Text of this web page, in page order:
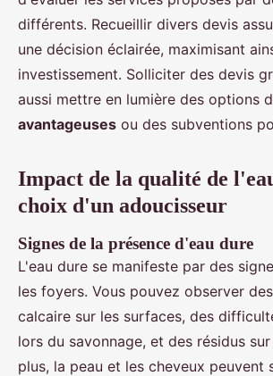
différents. Recueillir divers devis
une décision éclairée, maximisant
investissement. Solliciter des devis
aussi mettre en lumière des options
avantageuses ou des subventions
Impact de la qualité de
choix d'un adoucisseur
Signes de la présence d'eau dure
L'eau dure se manifeste par des
les foyers. Vous pouvez observer
calcaire sur les surfaces, des
lors du savonnage, et des résidus
plus, la peau et les cheveux peuvent